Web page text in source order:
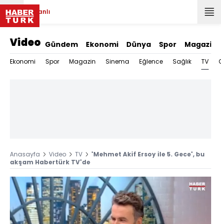
Canlı
Video Gündem Ekonomi Dünya Spor Magazin
Ekonomi Spor Magazin Sinema Eğlence Sağlık TV
Anasayfa Video TV
'Mehmet Akif Ersoy ile 5. Gece', bu
akşam Habertürk TV'de